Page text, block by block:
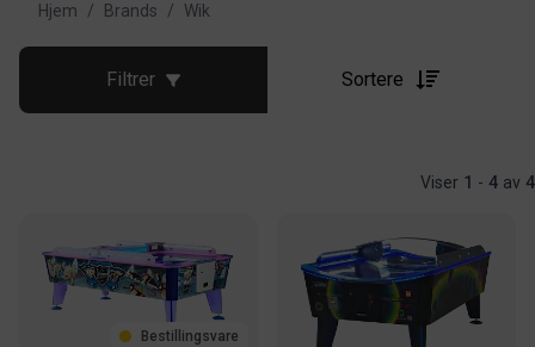
Hjem / Brands / Wik
Filtrer Sortere
Viser 1 - 4 av 4
Bestillingsvare